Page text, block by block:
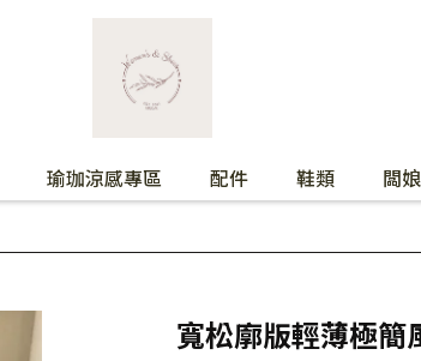
瑜珈涼感專區 配件 鞋類 闆
寬松廓版輕薄極簡